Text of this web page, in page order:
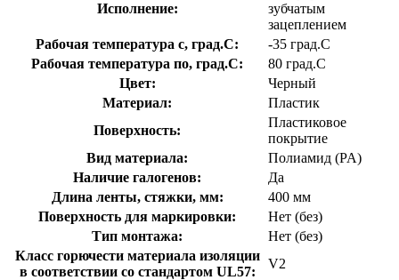
Исполнение:
зубчатым
зацеплением
Рабочая температура с, град.C:
-35 град.C
Рабочая температура по, град.C:
80 град.C
Цвет:
Черный
Материал:
Пластик
Поверхность:
Пластиковое
покрытие
Вид материала:
Полиамид (PA)
Наличие галогенов:
Да
Длина ленты, стяжки, мм:
400 мм
Поверхность для маркировки:
Нет (без)
Тип монтажа:
Нет (без)
Класс горючести материала изоляции
в соответствии со стандартом UL57:
V2